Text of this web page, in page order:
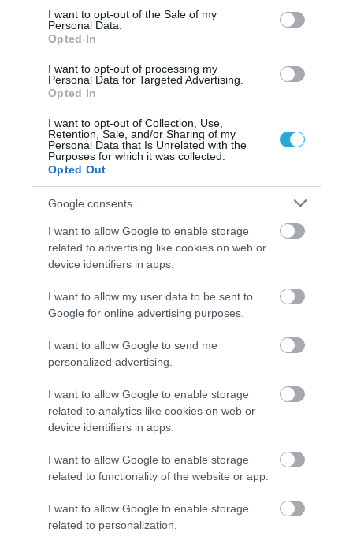
consent section.
I want to opt-out of the Sale of my
Personal Data.
Opted In
I want to opt-out of processing my
Personal Data for Targeted Advertising.
Opted In
I want to opt-out of Collection, Use,
Retention, Sale, and/or Sharing of my
Personal Data that Is Unrelated with the
Purposes for which it was collected.
Opted Out
Google consents
I want to allow Google to enable storage
related to advertising like cookies on web or
device identifiers in apps.
I want to allow my user data to be sent to
Google for online advertising purposes.
I want to allow Google to send me
personalized advertising.
I want to allow Google to enable storage
related to analytics like cookies on web or
device identifiers in apps.
I want to allow Google to enable storage
related to functionality of the website or app.
I want to allow Google to enable storage
related to personalization.
τους μύθους γύρω από το
ηλεκτρονικό τσιγάρο
Σπουδαίο ιατρικό επίτευγμα:
Σχεδιάστηκε το πρώτο εμβόλιο με
Αl – Σε ποια άτομα χορηγήθηκε
Η ερευνητική ομάδα του Πανεπιστημίου του Κέιμπριτζ χαρακτηρίζει το επίτευγμα «θεμελιωδώς νέα»
προσέγγιση στην ανάπτυξη εμβολίων
ΔΗΜΟΦΙΛΗ